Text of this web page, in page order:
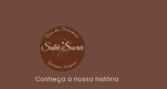
Conheça a nossa história